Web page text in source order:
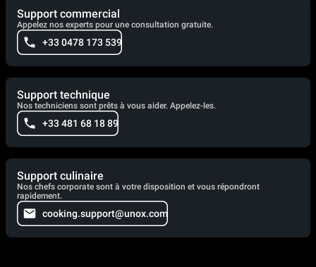
Support commercial
Appelez nos experts pour une consultation gratuite.
+33 0478 173 539
Support technique
Nos techniciens sont prêts à vous aider. Appelez-les.
+33 481 68 18 89
Support culinaire
Nos chefs corporate sont à votre disposition et vous répondront
rapidement.
cooking.support@unox.com